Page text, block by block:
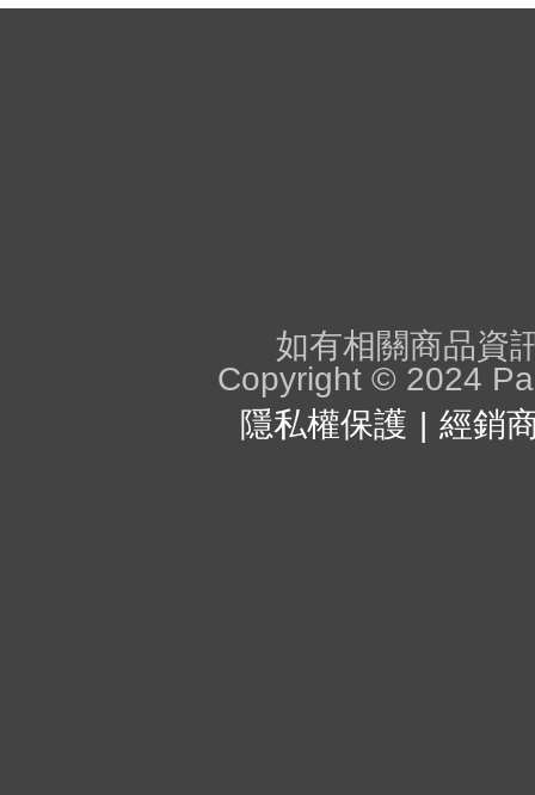
如有相關商品資
Copyright © 2024
隱私權保護
經銷